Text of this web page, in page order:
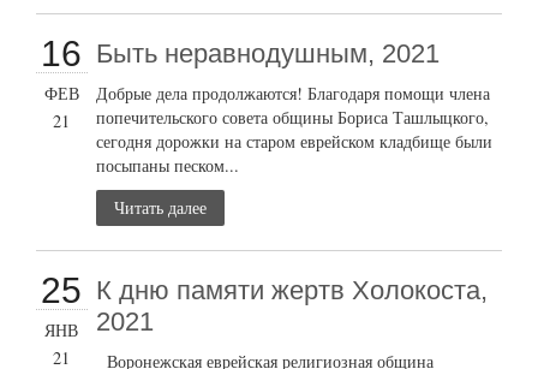
16
ФЕВ
21
Быть неравнодушным, 2021
Добрые дела продолжаются! Благодаря помощи члена
попечительского совета общины Бориса Ташлыцкого,
сегодня дорожки на старом еврейском кладбище были
посыпаны песком...
Читать далее
25
ЯНВ
21
К дню памяти жертв Холокоста,
2021
Воронежская еврейская религиозная община